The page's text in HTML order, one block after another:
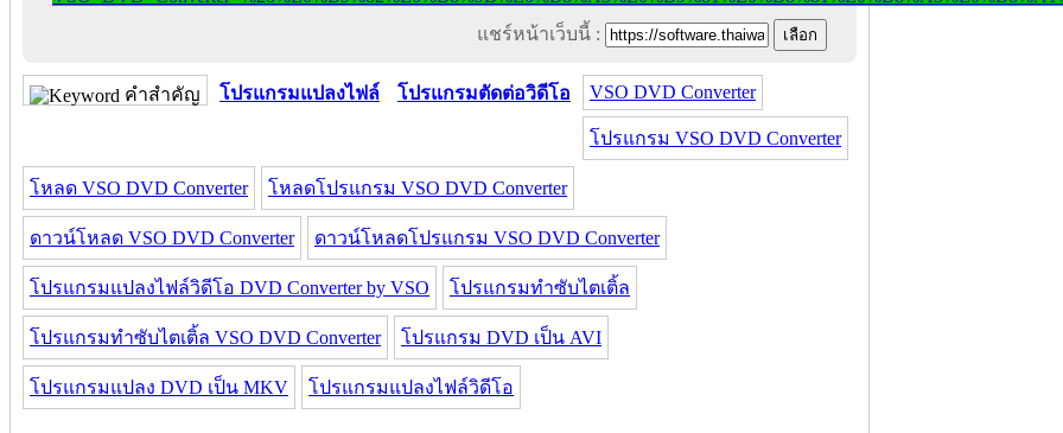
แชร์หน้าเว็บนี้ :
คำสำคัญ โปรแกรมแปลงไฟล์ โปรแกรมตัดต่อวิดีโอ VSO DVD Converter
โปรแกรม VSO DVD Converter
โหลด VSO DVD Converter โหลดโปรแกรม VSO DVD Converter
ดาวน์โหลด VSO DVD Converter ดาวน์โหลดโปรแกรม VSO DVD Converter
โปรแกรมแปลงไฟล์วิดีโอ DVD Converter by VSO โปรแกรมทําซับไตเติ้ล
โปรแกรมทําซับไตเติ้ล VSO DVD Converter โปรแกรม DVD เป็น AVI
โปรแกรมแปลง DVD เป็น MKV โปรแกรมแปลงไฟล์วิดีโอ